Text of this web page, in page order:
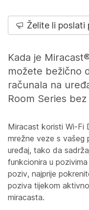
Želite li poslati
Kada je
možete bežično
računala na
Room Series
Miracast koristi Wi-Fi
mrežne veze s vašeg
uređaj, tako da
funkcionira u
poziv, najprije
poziva tijekom
miracasta.